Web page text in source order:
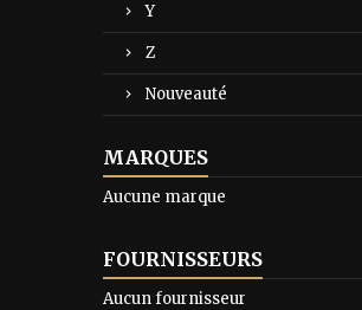
Y
Z
Nouveauté
MARQUES
Aucune marque
FOURNISSEURS
Aucun fournisseur